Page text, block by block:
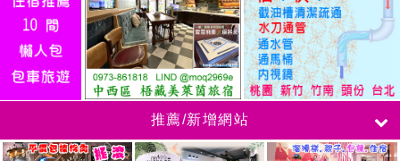
推薦/新增網站